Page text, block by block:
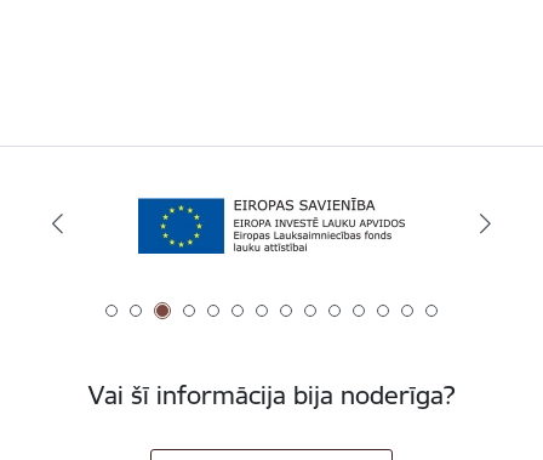
Vai šī informācija bija noderīga?